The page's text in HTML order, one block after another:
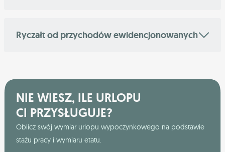
Ryczałt od przychodów ewidencjonowanych
NIE WIESZ, ILE URLOPU
CI PRZYSŁUGUJE?
Oblicz swój wymiar urlopu wypoczynkowego na podstawie
stażu pracy i wymiaru etatu.